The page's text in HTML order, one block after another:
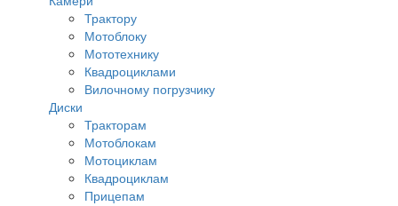
Трактору
Мотоблоку
Мототехнику
Квадроциклами
Вилочному погрузчику
Диски
Тракторам
Мотоблокам
Мотоциклам
Квадроциклам
Прицепам